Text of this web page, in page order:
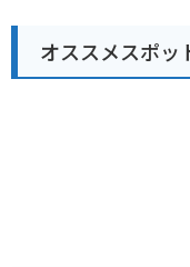
世
で
オススメスポッ